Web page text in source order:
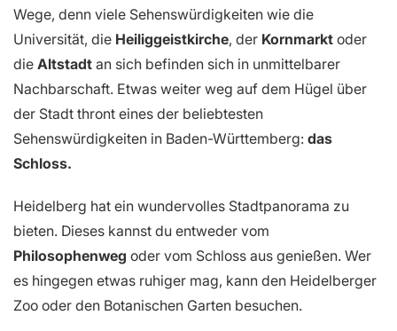
Wege, denn viele Sehenswürdigkeiten wie die
Universität, die Heiliggeistkirche, der Kornmarkt oder
die Altstadt an sich befinden sich in unmittelbarer
Nachbarschaft. Etwas weiter weg auf dem Hügel über
der Stadt thront eines der beliebtesten
Sehenswürdigkeiten in Baden-Württemberg: das
Schloss.
Heidelberg hat ein wundervolles Stadtpanorama zu
bieten. Dieses kannst du entweder vom
Philosophenweg oder vom Schloss aus genießen. Wer
es hingegen etwas ruhiger mag, kann den Heidelberger
Zoo oder den Botanischen Garten besuchen.